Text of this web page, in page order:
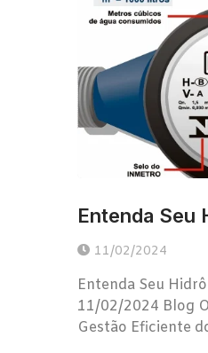
Entenda Seu
11/02/2024
Entenda Seu
11/02/2024 Blog
Gestão Eficiente